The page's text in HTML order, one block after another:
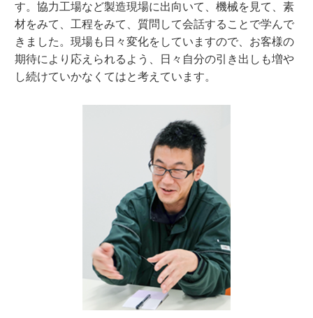
す。協力工場など製造現場に出向いて、機械を見て、素
材をみて、工程をみて、質問して会話することで学んで
きました。現場も日々変化をしていますので、お客様の
期待により応えられるよう、日々自分の引き出しも増や
し続けていかなくてはと考えています。